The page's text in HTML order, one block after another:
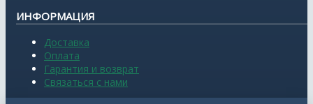
ИНФОРМАЦИЯ
Доставка
Оплата
Гарантия и возврат
Связаться с нами